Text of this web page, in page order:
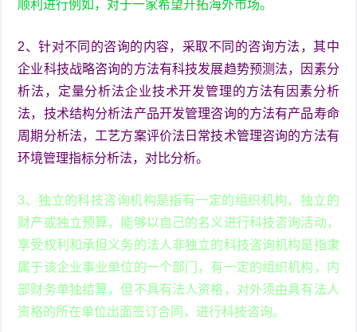
顺利进行例如，对于一家希望开拓海外市场。
2、针对不同的咨询的内容，采取不同的咨询方法，其中
企业科技战略咨询的方法有科技发展趋势预测法，因素分
析法，定量分析法企业技术开发管理的方法有因素分析
法，技术结构分析法产品开发管理咨询的方法有产品寿命
周期分析法，工艺方案评价法日常技术管理咨询的方法有
环境管理指标分析法，对比分析。
3、独立的科技咨询机构是指有一定的组织机构，独立的
财产或独立预算，能够以自己的名义进行科技咨询活动，
享受权利和承担义务的法人非独立的科技咨询机构是指隶
属于该企业事业单位的一个部门，有一定的组织机构，内
部财务单独结算，但不具有法人资格，对外须由具有法人
资格的所在单位出面签订合同，进行科技咨询。